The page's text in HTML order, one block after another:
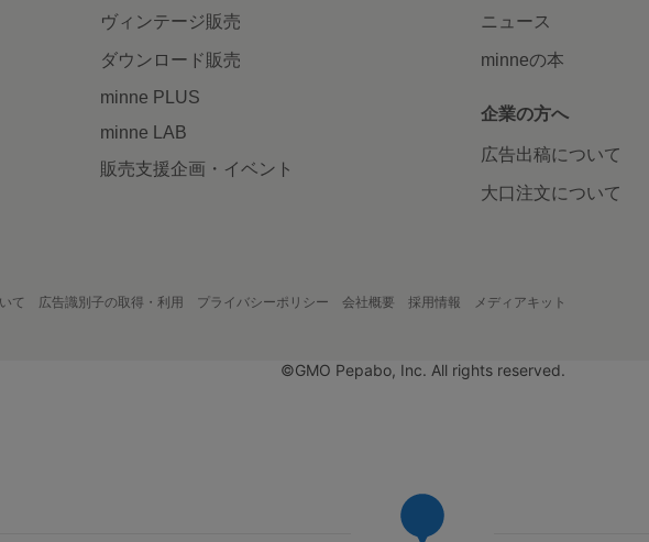
ヴィンテージ販売
ダウンロード販売
minne PLUS
minne LAB
販売支援企画・イベント
ニュース
minneの本
企業の方へ
広告出稿について
大口注文について
て 広告識別子の取得・利用 プライバシーポリシー 会社概要 採用情報 メディアキット
©GMO Pepabo, Inc. All rights reserved.